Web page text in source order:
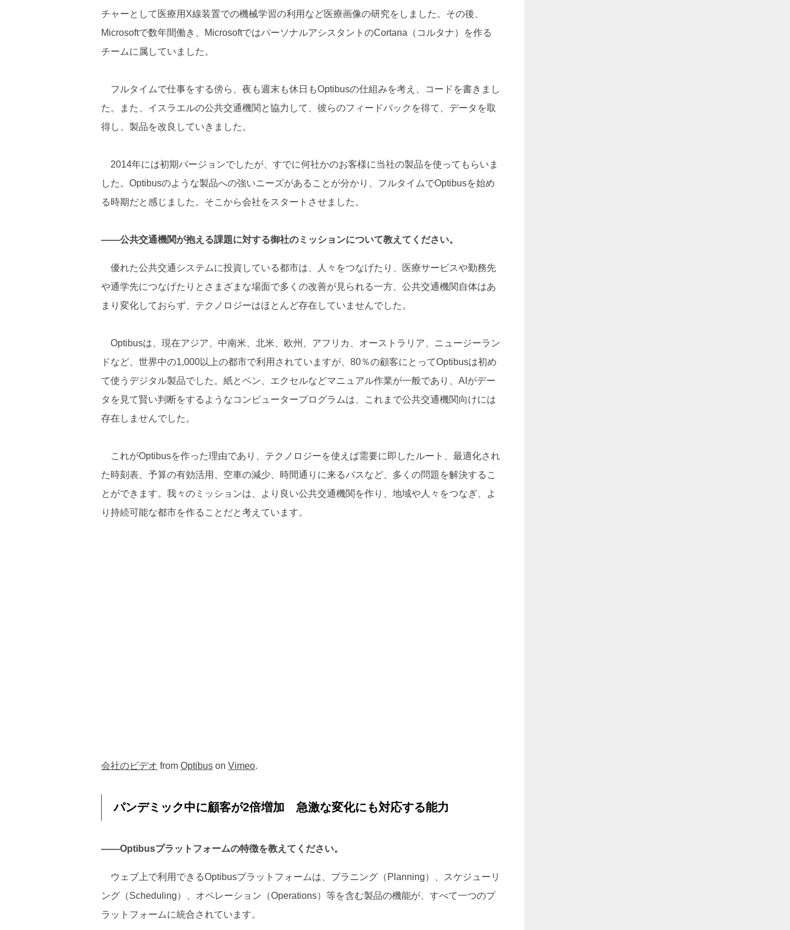
チャーとして医療用X線装置での機械学習の利用など医療画像の研究をしました。その後、
Microsoftで数年間働き、MicrosoftではパーソナルアシスタントのCortana（コルタナ）を作る
チームに属していました。
フルタイムで仕事をする傍ら、夜も週末も休日もOptibusの仕組みを考え、コードを書きまし
た。また、イスラエルの公共交通機関と協力して、彼らのフィードバックを得て、データを取
得し、製品を改良していきました。
2014年には初期バージョンでしたが、すでに何社かのお客様に当社の製品を使ってもらいま
した。Optibusのような製品への強いニーズがあることが分かり、フルタイムでOptibusを始め
る時期だと感じました。そこから会社をスタートさせました。
――公共交通機関が抱える課題に対する御社のミッションについて教えてください。
優れた公共交通システムに投資している都市は、人々をつなげたり、医療サービスや勤務先
や通学先につなげたりとさまざまな場面で多くの改善が見られる一方、公共交通機関自体はあ
まり変化しておらず、テクノロジーはほとんど存在していませんでした。
Optibusは、現在アジア、中南米、北米、欧州、アフリカ、オーストラリア、ニュージーラン
ドなど、世界中の1,000以上の都市で利用されていますが、80％の顧客にとってOptibusは初め
て使うデジタル製品でした。紙とペン、エクセルなどマニュアル作業が一般であり、AIがデー
タを見て賢い判断をするようなコンピュータープログラムは、これまで公共交通機関向けには
存在しませんでした。
これがOptibusを作った理由であり、テクノロジーを使えば需要に即したルート、最適化され
た時刻表、予算の有効活用、空車の減少、時間通りに来るバスなど、多くの問題を解決するこ
とができます。我々のミッションは、より良い公共交通機関を作り、地域や人々をつなぎ、よ
り持続可能な都市を作ることだと考えています。
会社のビデオ from Optibus on Vimeo.
パンデミック中に顧客が2倍増加 急激な変化にも対応する能力
――Optibusプラットフォームの特徴を教えてください。
ウェブ上で利用できるOptibusプラットフォームは、プラニング（Planning）、スケジューリ
ング（Scheduling）、オペレーション（Operations）等を含む製品の機能が、すべて一つのプ
ラットフォームに統合されています。